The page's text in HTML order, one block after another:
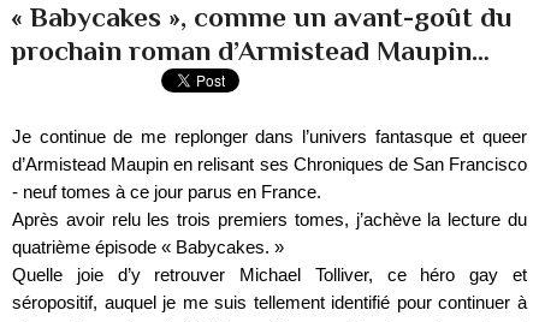
« Babycakes », comme un avant-goût du
prochain roman d’Armistead Maupin…
Je continue de me replonger dans l’univers fantasque et queer
d’Armistead Maupin en relisant ses Chroniques de San Francisco
- neuf tomes à ce jour parus en France.
Après avoir relu les trois premiers tomes, j’achève la lecture du
quatrième épisode « Babycakes. »
Quelle joie d’y retrouver Michael Tolliver, ce héro gay et
séropositif, auquel je me suis tellement identifié pour continuer à